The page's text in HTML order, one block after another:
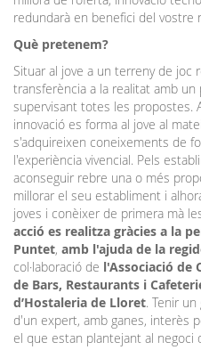
redundarà en benefici del vostre
Què pretenem?
Situar al jove a un terreny de joc
transferència a la realitat amb
supervisant totes les propostes.
innovació es forma al jove al
s'adquireixen coneixements de
l'experiència vivencial. Pels
aconseguir rebre una o més
millorar el seu establiment i
joves i conèixer de primera mà
acció es realitza gràcies a la
Puntet, amb l'ajuda de la
col·laboració de l'Associació de
de Bars, Restaurants i
d’Hostaleria de Lloret. Tenir
d'un expert, amb ganes, interès
el que estan plantejant al